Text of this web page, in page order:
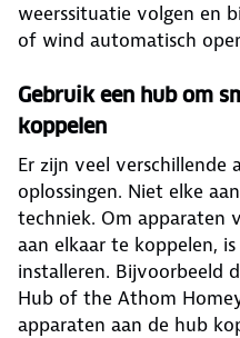
weerssituatie volgen en
of wind automatisch
Gebruik een hub om
koppelen
Er zijn veel verschillende
oplossingen. Niet elke
techniek. Om apparaten
aan elkaar te koppelen,
installeren. Bijvoorbeeld
Hub of the Athom
apparaten aan de hub